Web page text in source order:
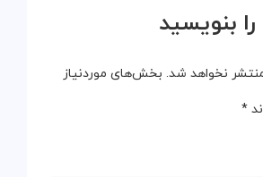
بنویسید
نخواهد شد. بخش‌های موردنیاز
*